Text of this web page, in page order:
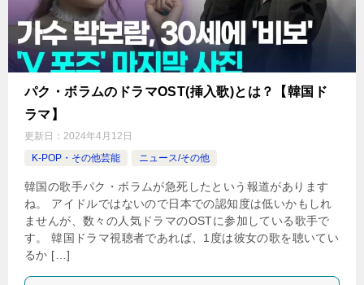
パク・ボラムのドラマOST(挿入歌)とは？【韓国ド
ラマ】
更新日： 2024年4月12日
K-POP・その他芸能
ニュース/その他
韓国の歌手パク・ボラムが急死したという報道があります
ね。 アイドルではないので日本での認知度は低いかもしれ
ませんが、数々の人気ドラマのOSTに参加している歌手で
す。 韓国ドラマ視聴者であれば、1度は彼女の歌を聴いてい
るか […]